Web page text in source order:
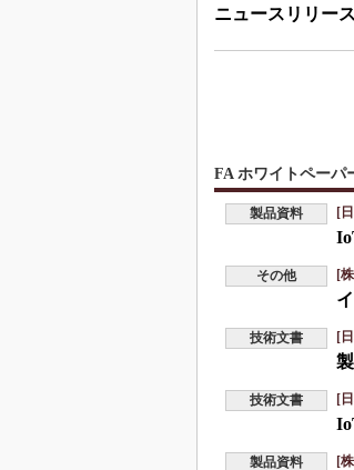
ニュースリリース
FA ホワイトペーパ
製品資料 [
その他 [
技術文書 [
技術文書 [
製品資料 [